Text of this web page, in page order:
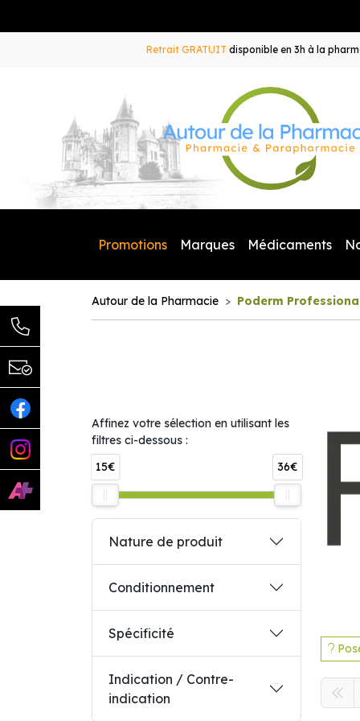
Retrait GRATUIT disponible en 3h à la
Promotions Marques Médicaments
Autour de la Pharmacie Poderm
Affinez votre sélection en utilisant les
filtres ci-dessous :
15€
36€
Nature de produit
Conditionnement
Spécificité
Indication / Contre-
indication